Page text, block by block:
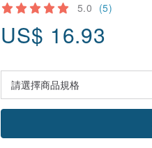
5.0 (5)
US$ 16.93